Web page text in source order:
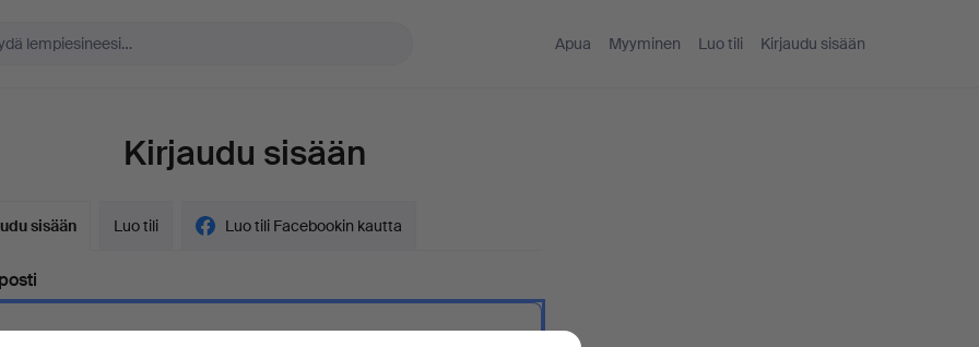
Apua Myyminen Luo tili Kirjaudu sisään
Kirjaudu sisään
sisään Luo tili Luo tili Facebookin kautta